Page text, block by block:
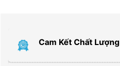
Cam Kết Chất Lượng